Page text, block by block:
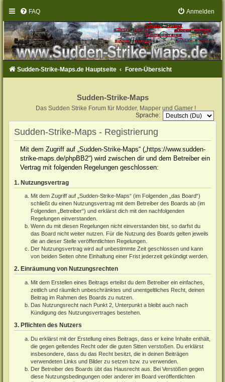
FAQ Anmelden
Sudden-Strike-Maps.de Hauptseite Foren-Übersicht
Sudden-Strike-Maps
Das Sudden Strike Forum für Modder, Mapper und Gamer !
Sprache:
Sudden-Strike-Maps - Registrierung
Mit dem Zugriff auf „Sudden-Strike-Maps“ („https://www.sudden-
strike-maps.de/phpBB2“) wird zwischen dir und dem Betreiber ein
Vertrag mit folgenden Regelungen geschlossen:
1. Nutzungsvertrag
Mit dem Zugriff auf „Sudden-Strike-Maps“ (im Folgenden „das Board“)
schließt du einen Nutzungsvertrag mit dem Betreiber des Boards ab (im
Folgenden „Betreiber“) und erklärst dich mit den nachfolgenden
Regelungen einverstanden.
Wenn du mit diesen Regelungen nicht einverstanden bist, so darfst du
das Board nicht weiter nutzen. Für die Nutzung des Boards gelten jeweils
die an dieser Stelle veröffentlichten Regelungen.
Der Nutzungsvertrag wird auf unbestimmte Zeit geschlossen und kann
von beiden Seiten ohne Einhaltung einer Frist jederzeit gekündigt werden.
2. Einräumung von Nutzungsrechten
Mit dem Erstellen eines Beitrags erteilst du dem Betreiber ein einfaches,
zeitlich und räumlich unbeschränktes und unentgeltliches Recht, deinen
Beitrag im Rahmen des Boards zu nutzen.
Das Nutzungsrecht nach Punkt 2, Unterpunkt a bleibt auch nach
Kündigung des Nutzungsvertrages bestehen.
3. Pflichten des Nutzers
Du erklärst mit der Erstellung eines Beitrags, dass er keine Inhalte enthält,
die gegen geltendes Recht oder die guten Sitten verstoßen. Du erklärst
insbesondere, dass du das Recht besitzt, die in deinen Beiträgen
verwendeten Links und Bilder zu setzen bzw. zu verwenden.
Der Betreiber des Boards übt das Hausrecht aus. Bei Verstößen gegen
diese Nutzungsbedingungen oder anderer im Board veröffentlichten